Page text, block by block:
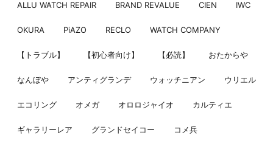
ALLU WATCH REPAIR BRAND REVALUE CIEN IWC
OKURA PiAZO RECLO WATCH COMPANY
【トラブル】 【初心者向け】 【必読】 おたからや
なんぼや アンティグランデ ウォッチニアン ウリエル
エコリング オメガ オロロジャイオ カルティエ
ギャラリーレア グランドセイコー コメ兵